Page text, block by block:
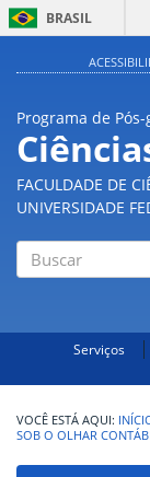
BRASIL
Programa de
FACULDADE DE
UNIVERSIDADE
Serviços
SOB O OLHAR